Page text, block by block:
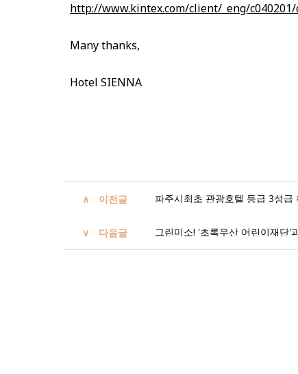
http://www.kintex.com/client/_eng/c040201/
Many thanks,
Hotel SIENNA
이전글 파주시최초 관광호텔 등급 3성
다음글 그린미소! '초록우산 어린이재단'